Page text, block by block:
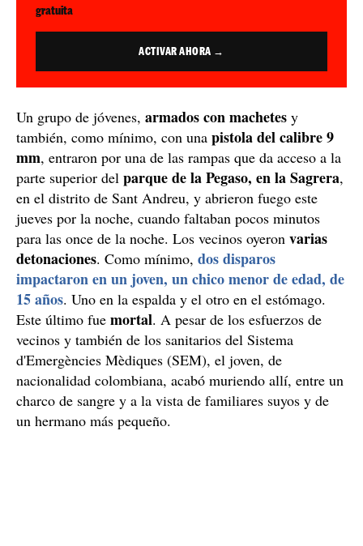
gratuita
ACTIVAR AHORA →
Un grupo de jóvenes, armados con machetes y
también, como mínimo, con una pistola del calibre 9
mm, entraron por una de las rampas que da acceso a la
parte superior del parque de la Pegaso, en la Sagrera,
en el distrito de Sant Andreu, y abrieron fuego este
jueves por la noche, cuando faltaban pocos minutos
para las once de la noche. Los vecinos oyeron varias
detonaciones. Como mínimo, dos disparos
impactaron en un joven, un chico menor de edad, de
15 años. Uno en la espalda y el otro en el estómago.
Este último fue mortal. A pesar de los esfuerzos de
vecinos y también de los sanitarios del Sistema
d'Emergències Mèdiques (SEM), el joven, de
nacionalidad colombiana, acabó muriendo allí, entre un
charco de sangre y a la vista de familiares suyos y de
un hermano más pequeño.